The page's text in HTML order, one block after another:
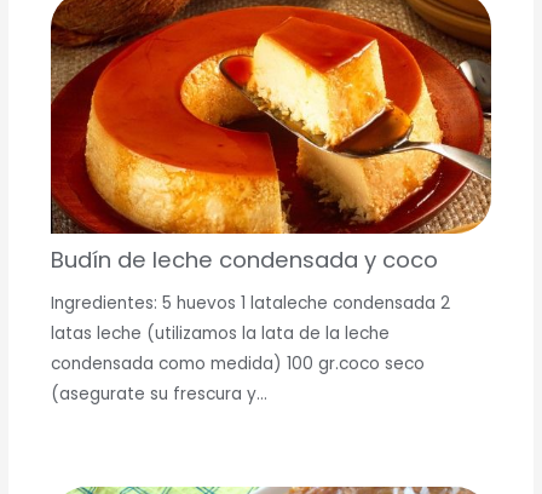
Budín de leche condensada y coco
Ingredientes: 5 huevos 1 lataleche condensada 2
latas leche (utilizamos la lata de la leche
condensada como medida) 100 gr.coco seco
(asegurate su frescura y…